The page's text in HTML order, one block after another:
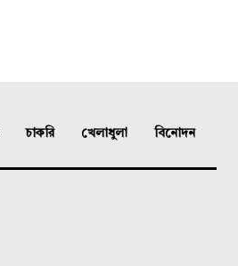
চাকরি খেলাধুলা বিনোদন